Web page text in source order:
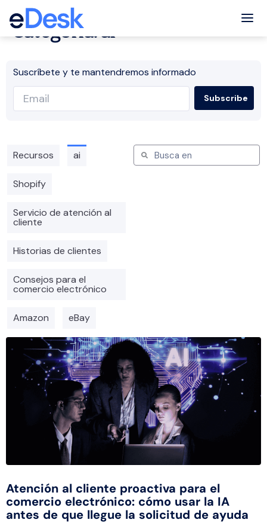
Categoría: ai
Suscríbete y te mantendremos informado
Recursos ai
Shopify
Servicio de atención al
cliente
Historias de clientes
Consejos para el
comercio electrónico
Amazon eBay
Atención al cliente proactiva para el
comercio electrónico: cómo usar la IA
antes de que llegue la solicitud de ayuda